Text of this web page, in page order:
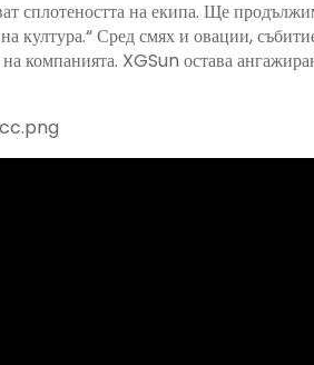
сплотеността на екипа. Ще
култура.“ Сред смях и овации,
компанията. XGSun остава